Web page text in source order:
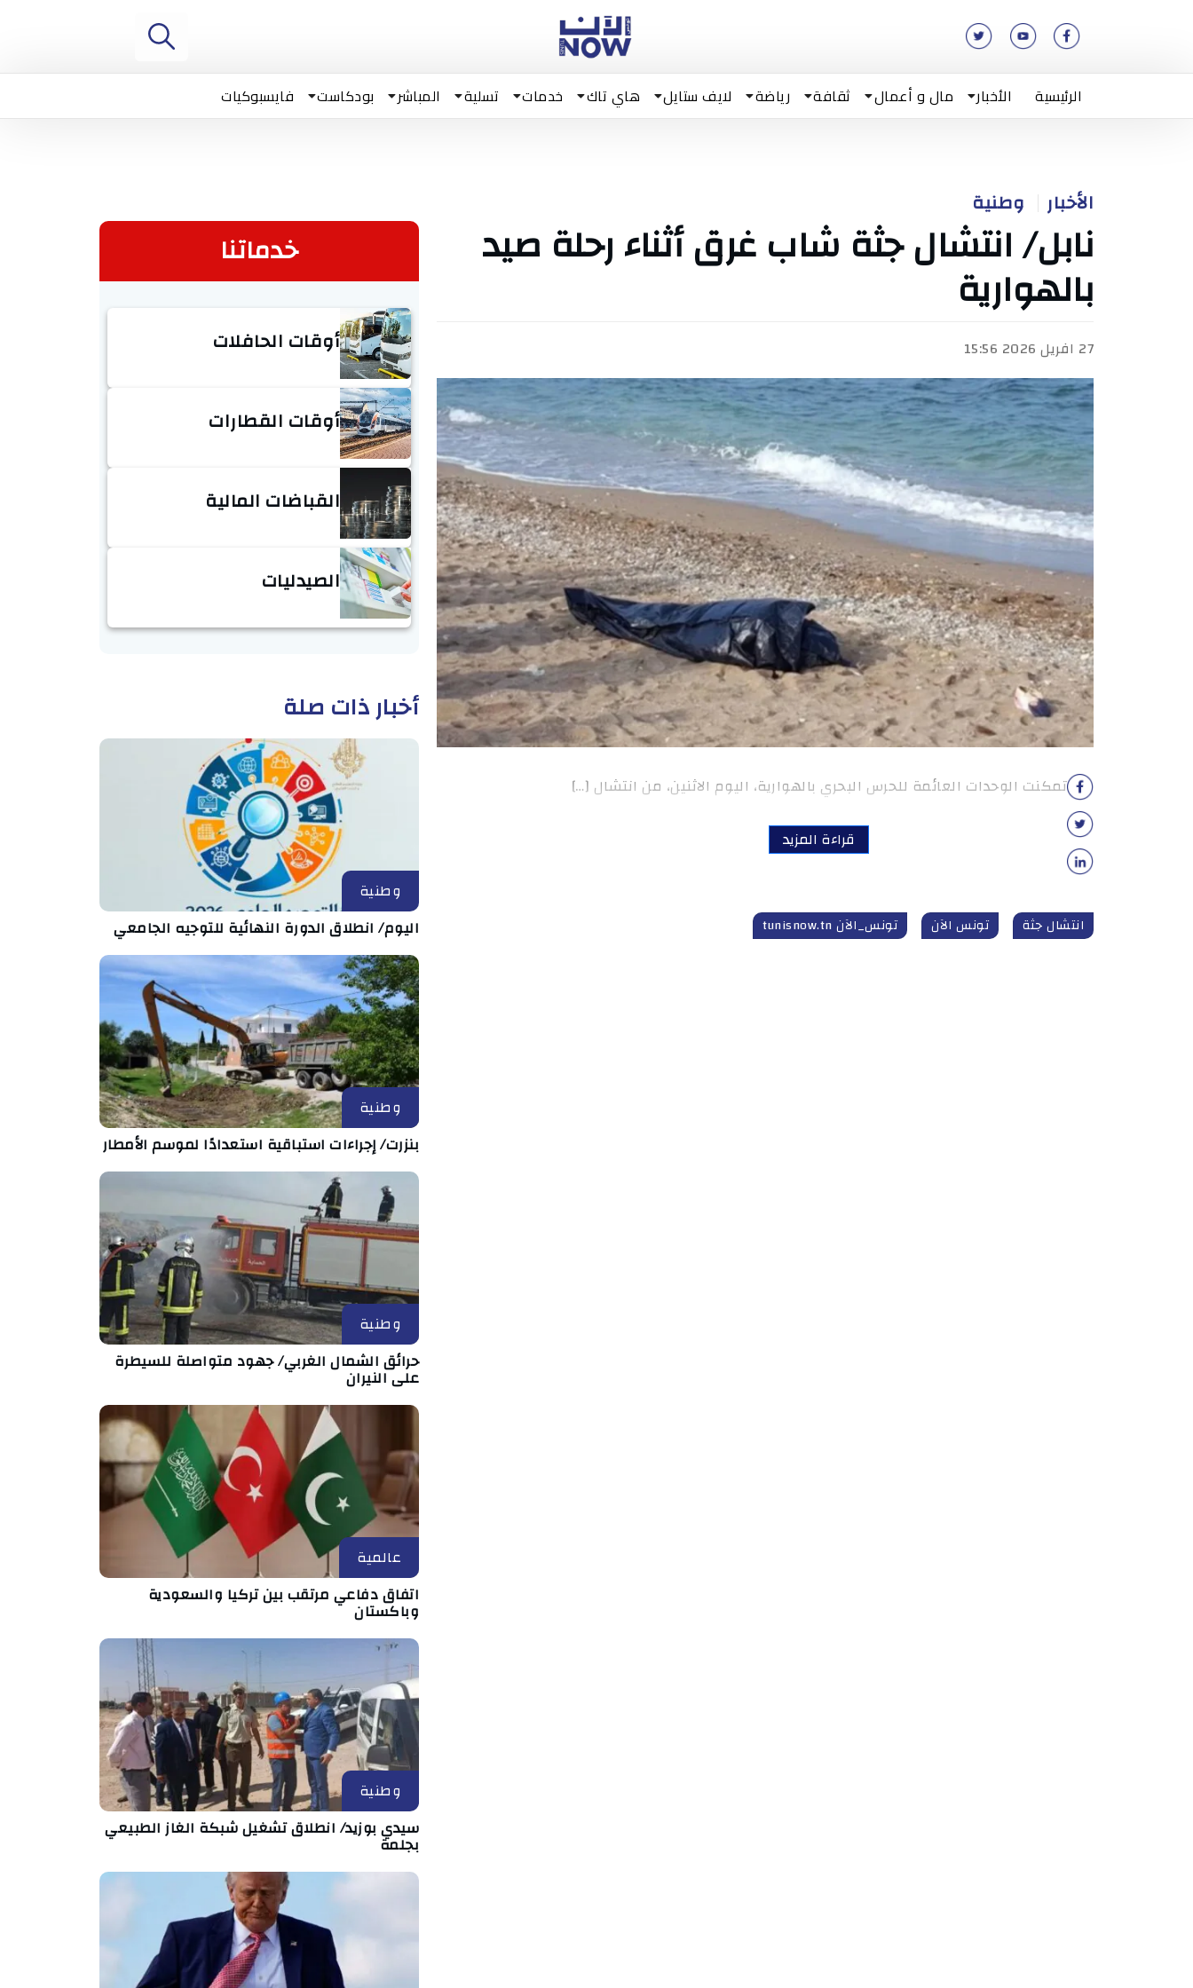
الرئيسية الأخبار مال و أعمال ثقافة رياضة لايف ستايل هاي تاك خدمات تسلية المباشر بودكاست فايسبوكيات
الأخبار وطنية
نابل/ انتشال جثة شاب غرق أثناء رحلة صيد
بالهوارية
27 افريل 2026 15:56
تمكنت الوحدات العائمة للحرس البحري بالهوارية، اليوم الاثنين، من انتشال […]
قراءة المزيد
انتشال جثة تونس الآن تونس_الآن tunisnow.tn
خدماتنا
أوقات الحافلات
أوقات القطارات
القباضات المالية
الصيدليات
أخبار ذات صلة
وطنية
اليوم/ انطلاق الدورة النهائية للتوجيه الجامعي
وطنية
بنزرت/ إجراءات استباقية استعدادًا لموسم الأمطار
وطنية
حرائق الشمال الغربي/ جهود متواصلة للسيطرة
على النيران
عالمية
اتفاق دفاعي مرتقب بين تركيا والسعودية
وباكستان
وطنية
سيدي بوزيد/ انطلاق تشغيل شبكة الغاز الطبيعي
بجلمة